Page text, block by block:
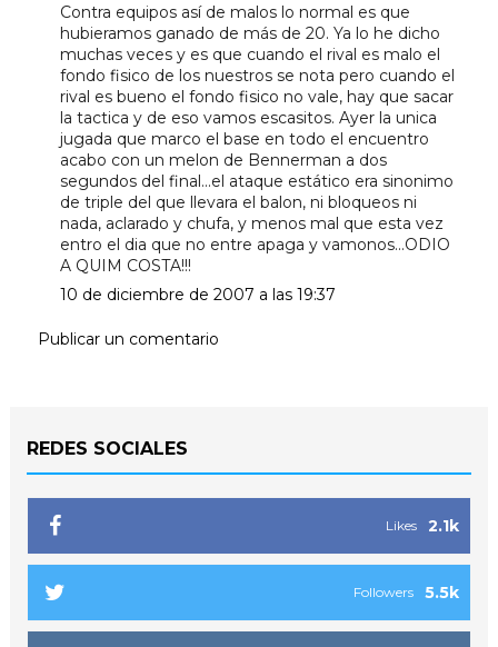
Contra equipos así de malos lo normal es que
hubieramos ganado de más de 20. Ya lo he dicho
muchas veces y es que cuando el rival es malo el
fondo fisico de los nuestros se nota pero cuando el
rival es bueno el fondo fisico no vale, hay que sacar
la tactica y de eso vamos escasitos. Ayer la unica
jugada que marco el base en todo el encuentro
acabo con un melon de Bennerman a dos
segundos del final...el ataque estático era sinonimo
de triple del que llevara el balon, ni bloqueos ni
nada, aclarado y chufa, y menos mal que esta vez
entro el dia que no entre apaga y vamonos...ODIO
A QUIM COSTA!!!
10 de diciembre de 2007 a las 19:37
Publicar un comentario
REDES SOCIALES
2.1k
Likes
5.5k
Followers